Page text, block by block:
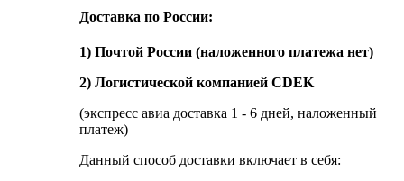
Доставка по России:
1) Почтой России (наложенного платежа нет)
2) Логистической компанией CDEK
(экспресс авиа доставка 1 - 6 дней, наложенный
платеж)
Данный способ доставки включает в себя: